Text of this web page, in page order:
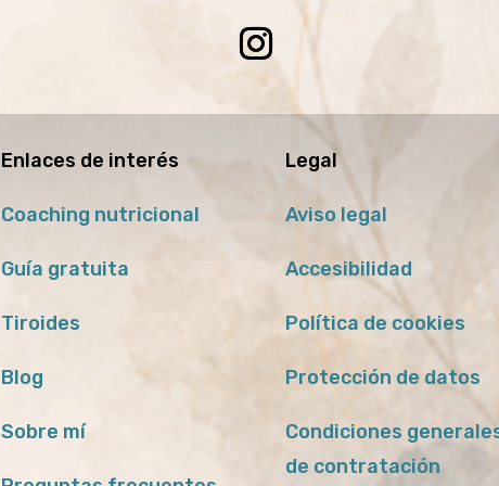
Enlaces de interés
Coaching nutricional
Guía gratuita
Tiroides
Blog
Sobre mí
Legal
Aviso legal
Accesibilidad
Política de cookies
Protección de datos
Condiciones
de contratación